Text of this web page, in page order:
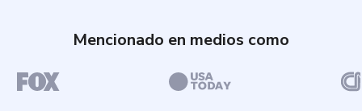
Mencionado en medios como